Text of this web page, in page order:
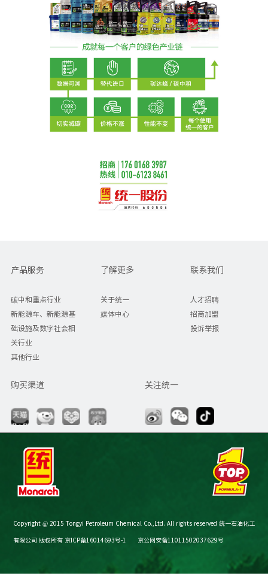
产品服务
碳中和重点行业
新能源车、新能源基
础设施及数字社会相
关行业
其他行业
了解更多
关于统一
媒体中心
联系我们
人才招聘
招商加盟
投诉举报
购买渠道 关注统一
Copyright @ 2015 Tongyi Petroleum Chemical Co.,Ltd. All rights reserved 统一石油化工
有限公司 版权所有 京ICP备16014693号-1 京公网安备11011502037629号